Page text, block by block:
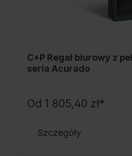
C+P Regał biurowy z
seria Acurado
Od 1 805,40 zł*
Szczegóły